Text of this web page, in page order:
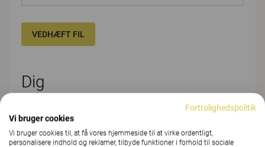
VEDHÆFT FIL
Dig
Fortrolighedspolitik
Vi bruger cookies
Vi bruger cookies til, at få vores hjemmeside til at virke ordentligt,
personalisere indhold og reklamer, tilbyde funktioner i forhold til sociale